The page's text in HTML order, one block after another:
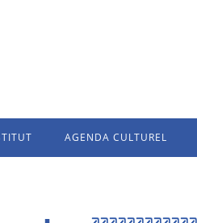
AGENDA CULTUREL